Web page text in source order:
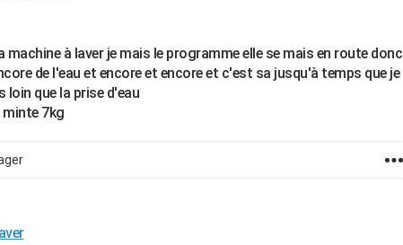
machine à laver je mais le programme elle se mais en route donc
de l'eau et encore et encore et c'est sa jusqu'à temps que je
loin que la prise d'eau
7kg